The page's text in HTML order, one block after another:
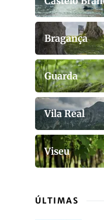
Bragança
Guarda
Vila Real
Viseu
ÚLTIMAS